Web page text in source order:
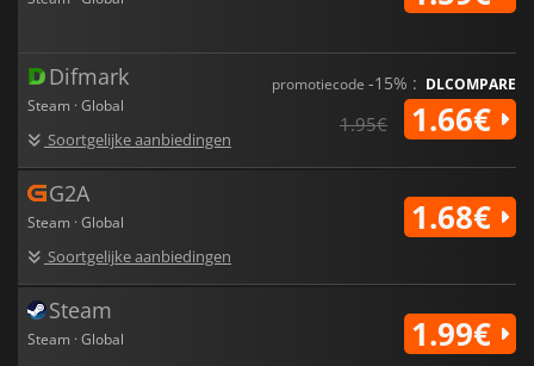
Difmark
Steam · Global
Soortgelijke aanbiedingen
promotiecode -15% : DLCOMPARE
1.95€ 1.66€
G2A
Steam · Global
Soortgelijke aanbiedingen
1.68€
Steam
Steam · Global 1.99€